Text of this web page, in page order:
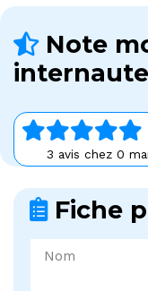
Note
3 avis chez 0
Fiche
Nom